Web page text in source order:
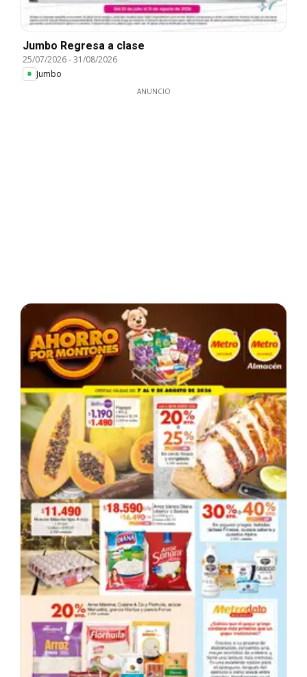
Jumbo Regresa a clase
25/07/2026-31/08/2026
Jumbo
ANUNCIO